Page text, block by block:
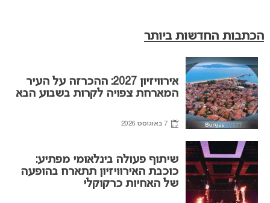
הכתבות החדשות ביותר
אירוויזיון 2027: ההכרזה על העיר
המארחת צפויה לקרות בשבוע הבא
7 באוגוסט 2026
שיתוף פעולה בינלאומי מפתיע:
כוכבת האירוויזיון תתארח בהופעה
של האחיות כרקוקלי